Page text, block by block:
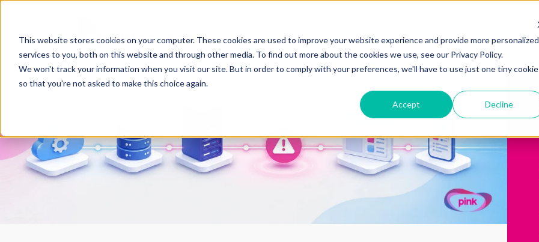
This website stores cookies on your computer. These cookies are used to improve your website experience and provide more personalized
services to you, both on this website and through other media. To find out more about the cookies we use, see our Privacy Policy.
We won't track your information when you visit our site. But in order to comply with your preferences, we'll have to use just one tiny cookie
so that you're not asked to make this choice again.
Accept Decline